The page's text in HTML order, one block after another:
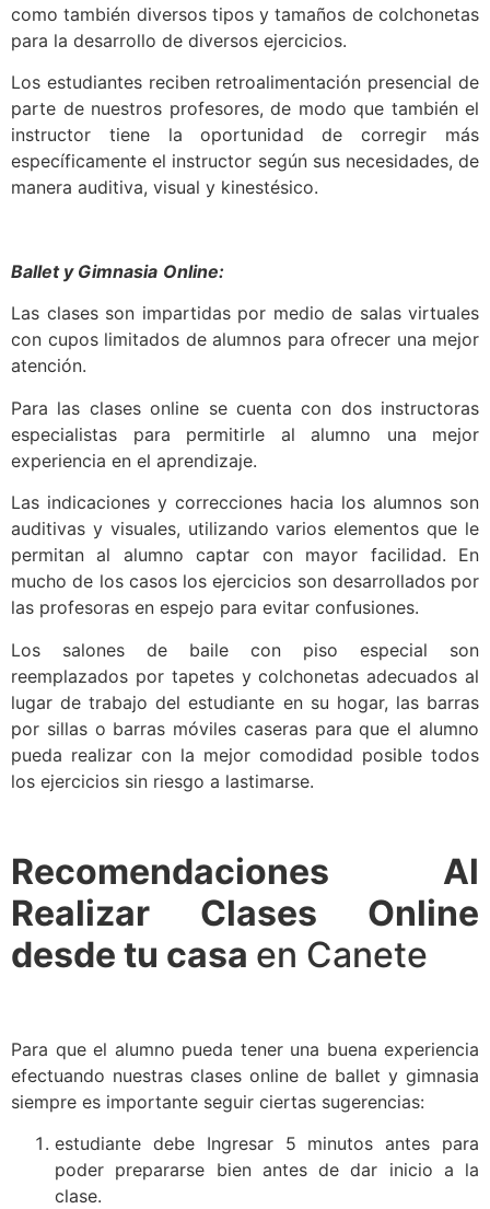
como también diversos tipos y tamaños de colchonetas
para la desarrollo de diversos ejercicios.
Los estudiantes reciben retroalimentación presencial de
parte de nuestros profesores, de modo que también el
instructor tiene la oportunidad de corregir más
específicamente el instructor según sus necesidades, de
manera auditiva, visual y kinestésico.
Ballet y Gimnasia Online:
Las clases son impartidas por medio de salas virtuales
con cupos limitados de alumnos para ofrecer una mejor
atención.
Para las clases online se cuenta con dos instructoras
especialistas para permitirle al alumno una mejor
experiencia en el aprendizaje.
Las indicaciones y correcciones hacia los alumnos son
auditivas y visuales, utilizando varios elementos que le
permitan al alumno captar con mayor facilidad. En
mucho de los casos los ejercicios son desarrollados por
las profesoras en espejo para evitar confusiones.
Los salones de baile con piso especial son
reemplazados por tapetes y colchonetas adecuados al
lugar de trabajo del estudiante en su hogar, las barras
por sillas o barras móviles caseras para que el alumno
pueda realizar con la mejor comodidad posible todos
los ejercicios sin riesgo a lastimarse.
Recomendaciones Al
Realizar Clases Online
desde tu casa en Canete
Para que el alumno pueda tener una buena experiencia
efectuando nuestras clases online de ballet y gimnasia
siempre es importante seguir ciertas sugerencias:
estudiante debe Ingresar 5 minutos antes para
poder prepararse bien antes de dar inicio a la
clase.